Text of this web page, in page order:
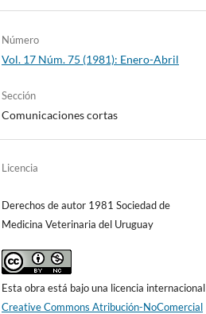
Número
Vol. 17 Núm. 75 (1981): Enero-Abril
Sección
Comunicaciones cortas
Licencia
Derechos de autor 1981 Sociedad de
Medicina Veterinaria del Uruguay
Esta obra está bajo una licencia internacional
Creative Commons Atribución-NoComercial